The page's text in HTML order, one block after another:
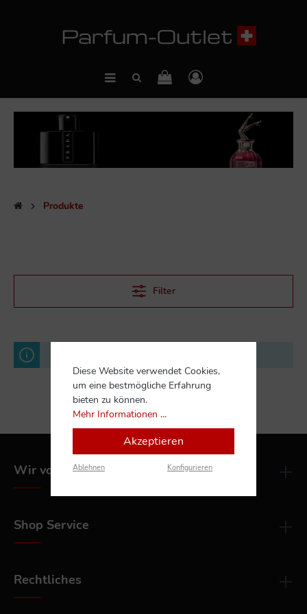
Produkte
Filter
Wir vor Ort
Shop Service
Rechtliches
Diese Website verwendet Cookies,
um eine bestmögliche Erfahrung
bieten zu können.
Mehr Informationen ...
Akzeptieren
Ablehnen Konfigurieren